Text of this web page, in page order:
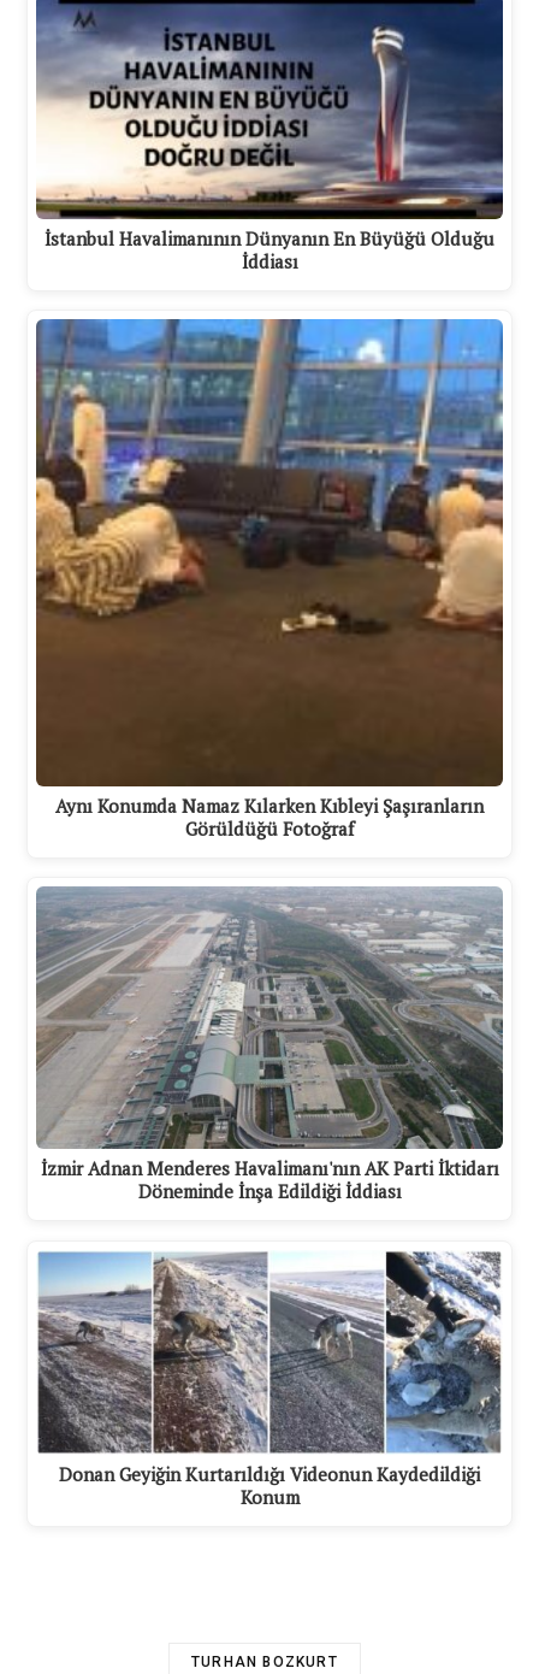
İstanbul Havalimanının Dünyanın En Büyüğü Olduğu
İddiası
Aynı Konumda Namaz Kılarken Kıbleyi Şaşıranların
Görüldüğü Fotoğraf
İzmir Adnan Menderes Havalimanı'nın AK Parti İktidarı
Döneminde İnşa Edildiği İddiası
Donan Geyiğin Kurtarıldığı Videonun Kaydedildiği
Konum
TURHAN BOZKURT